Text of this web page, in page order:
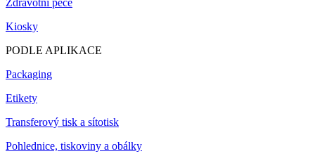
Kiosky
PODLE APLIKACE
Packaging
Etikety
Transferový tisk a sítotisk
Pohlednice, tiskoviny a obálky